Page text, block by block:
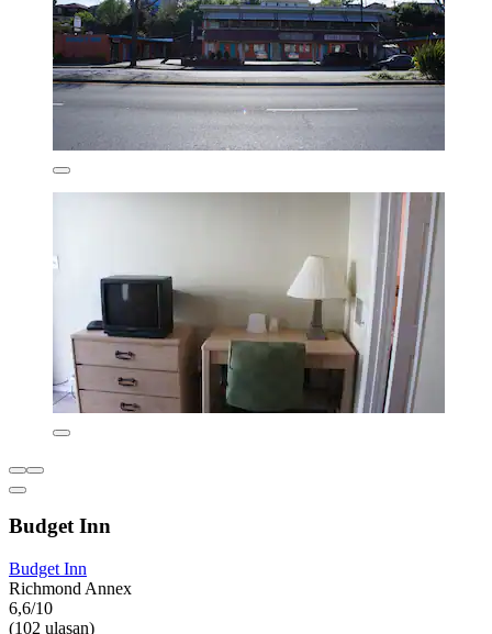
Budget Inn
Budget Inn
Richmond Annex
6,6/10
(102 ulasan)